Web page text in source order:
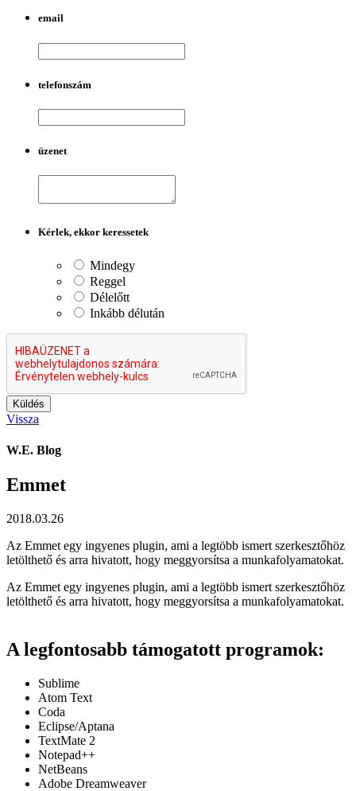
email
telefonszám
üzenet
Kérlek, ekkor keressetek
Mindegy
Reggel
Délelőtt
Inkább délután
Vissza
W.E. Blog
Emmet
2018.03.26
Az Emmet egy ingyenes plugin, ami a legtöbb ismert szerkesztőhöz
letölthető és arra hivatott, hogy meggyorsítsa a munkafolyamatokat.
Az Emmet egy ingyenes plugin, ami a legtöbb ismert szerkesztőhöz
letölthető és arra hivatott, hogy meggyorsítsa a munkafolyamatokat.
A legfontosabb támogatott programok:
Sublime
Atom Text
Coda
Eclipse/Aptana
TextMate 2
Notepad++
NetBeans
Adobe Dreamweaver